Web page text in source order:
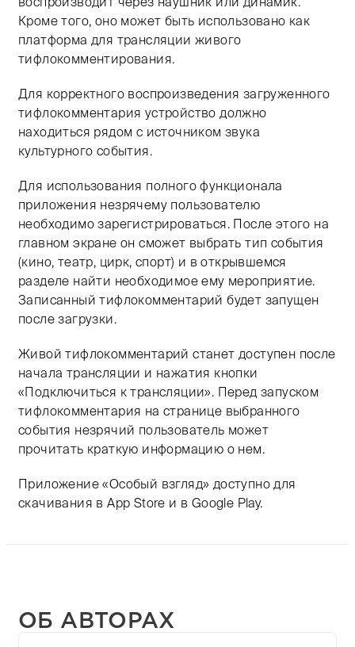
Кроме того, оно может быть использовано как
платформа для трансляции живого
тифлокомментирования.
Для корректного воспроизведения загруженного
тифлокомментария устройство должно
находиться рядом с источником звука
культурного события.
Для использования полного функционала
приложения незрячему пользователю
необходимо зарегистрироваться. После этого на
главном экране он сможет выбрать тип события
(кино, театр, цирк, спорт) и в открывшемся
разделе найти необходимое ему мероприятие.
Записанный тифлокомментарий будет запущен
после загрузки.
Живой тифлокомментарий станет доступен после
начала трансляции и нажатия кнопки
«Подключиться к трансляции». Перед запуском
тифлокомментария на странице выбранного
события незрячий пользователь может
прочитать краткую информацию о нем.
Приложение «Особый взгляд» доступно для
скачивания в App Store и в Google Play.
ОБ АВТОРАХ